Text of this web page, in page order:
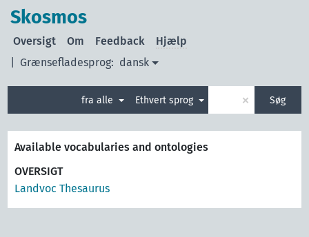
Skosmos
Grænsefladesprog: dansk
Oversigt Om Feedback Hjælp
fra alle Ethvert sprog × Søg
Available vocabularies and ontologies
OVERSIGT
Landvoc Thesaurus